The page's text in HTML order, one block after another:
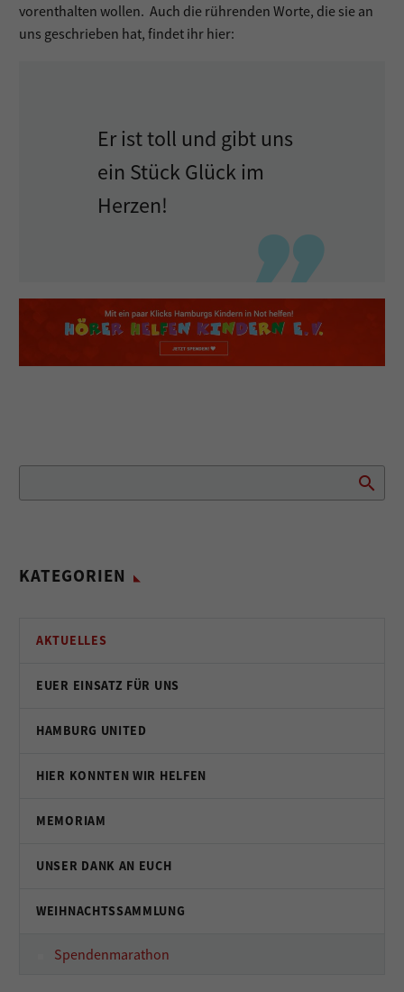
vorenthalten wollen. Auch die rührenden Worte, die sie an
uns geschrieben hat, findet ihr hier:
Er ist toll und gibt uns
ein Stück Glück im
Herzen!
KATEGORIEN
AKTUELLES
EUER EINSATZ FÜR UNS
HAMBURG UNITED
HIER KONNTEN WIR HELFEN
MEMORIAM
UNSER DANK AN EUCH
WEIHNACHTSSAMMLUNG
Spendenmarathon